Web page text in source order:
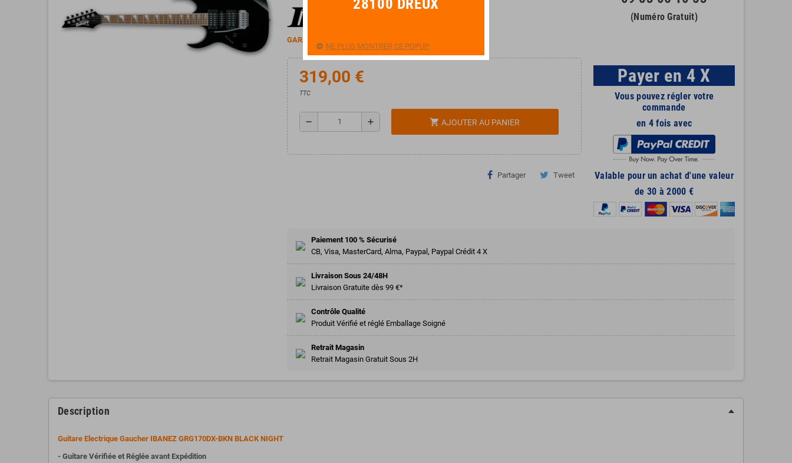
GARANTIE 2 ANS
319,00 €
TTC
remove add shopping_cart AJOUTER AU PANIER
Partager Tweet
(Numéro Gratuit)
Payer en 4 X
Vous pouvez régler votre
commande
en 4 fois avec
Valable pour un achat d'une valeur
de 30 à 2000 €
Paiement 100 % Sécurisé
CB, Visa, MasterCard, Alma, Paypal, Paypal Crédit 4 X
Livraison Sous 24/48H
Livraison Gratuite dès 99 €*
Contrôle Qualité
Produit Vérifié et réglé Emballage Soigné
Retrait Magasin
Retrait Magasin Gratuit Sous 2H
Description
Guitare Electrique Gaucher IBANEZ GRG170DX-BKN BLACK NIGHT
- Guitare Vérifiée et Réglée avant Expédition
28100 DREUX
NE PLUS MONTRER CE POPUP.